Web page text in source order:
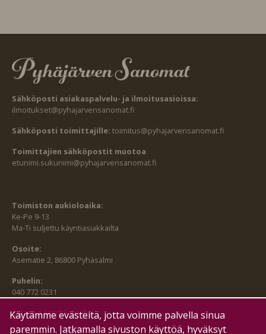
Sähköposti asiakaspalvelu- ja ilmoitusasioissa:
ilmoitukset@pyhajarvensanomat.fi
Sähköposti toimittajille: toimitus@pyhajarvensanomat.fi
Toimittajien sähköpostit muotoa
etunimi.sukunimi@pyhajarvensanomat.fi
Toimiston aukioloaika:
Ke-Pe 9-13
Ma-Ti suljettu käyntiasiakkailta
Osoite:
Asematie 2, 86800 Pyhäsalmi
Puhelin:
040 772 0231
SEURAA MEITÄ MYÖS:
Käytämme evästeitä, jotta voimme palvella sinua
paremmin. Jatkamalla sivuston käyttöä, hyväksyt